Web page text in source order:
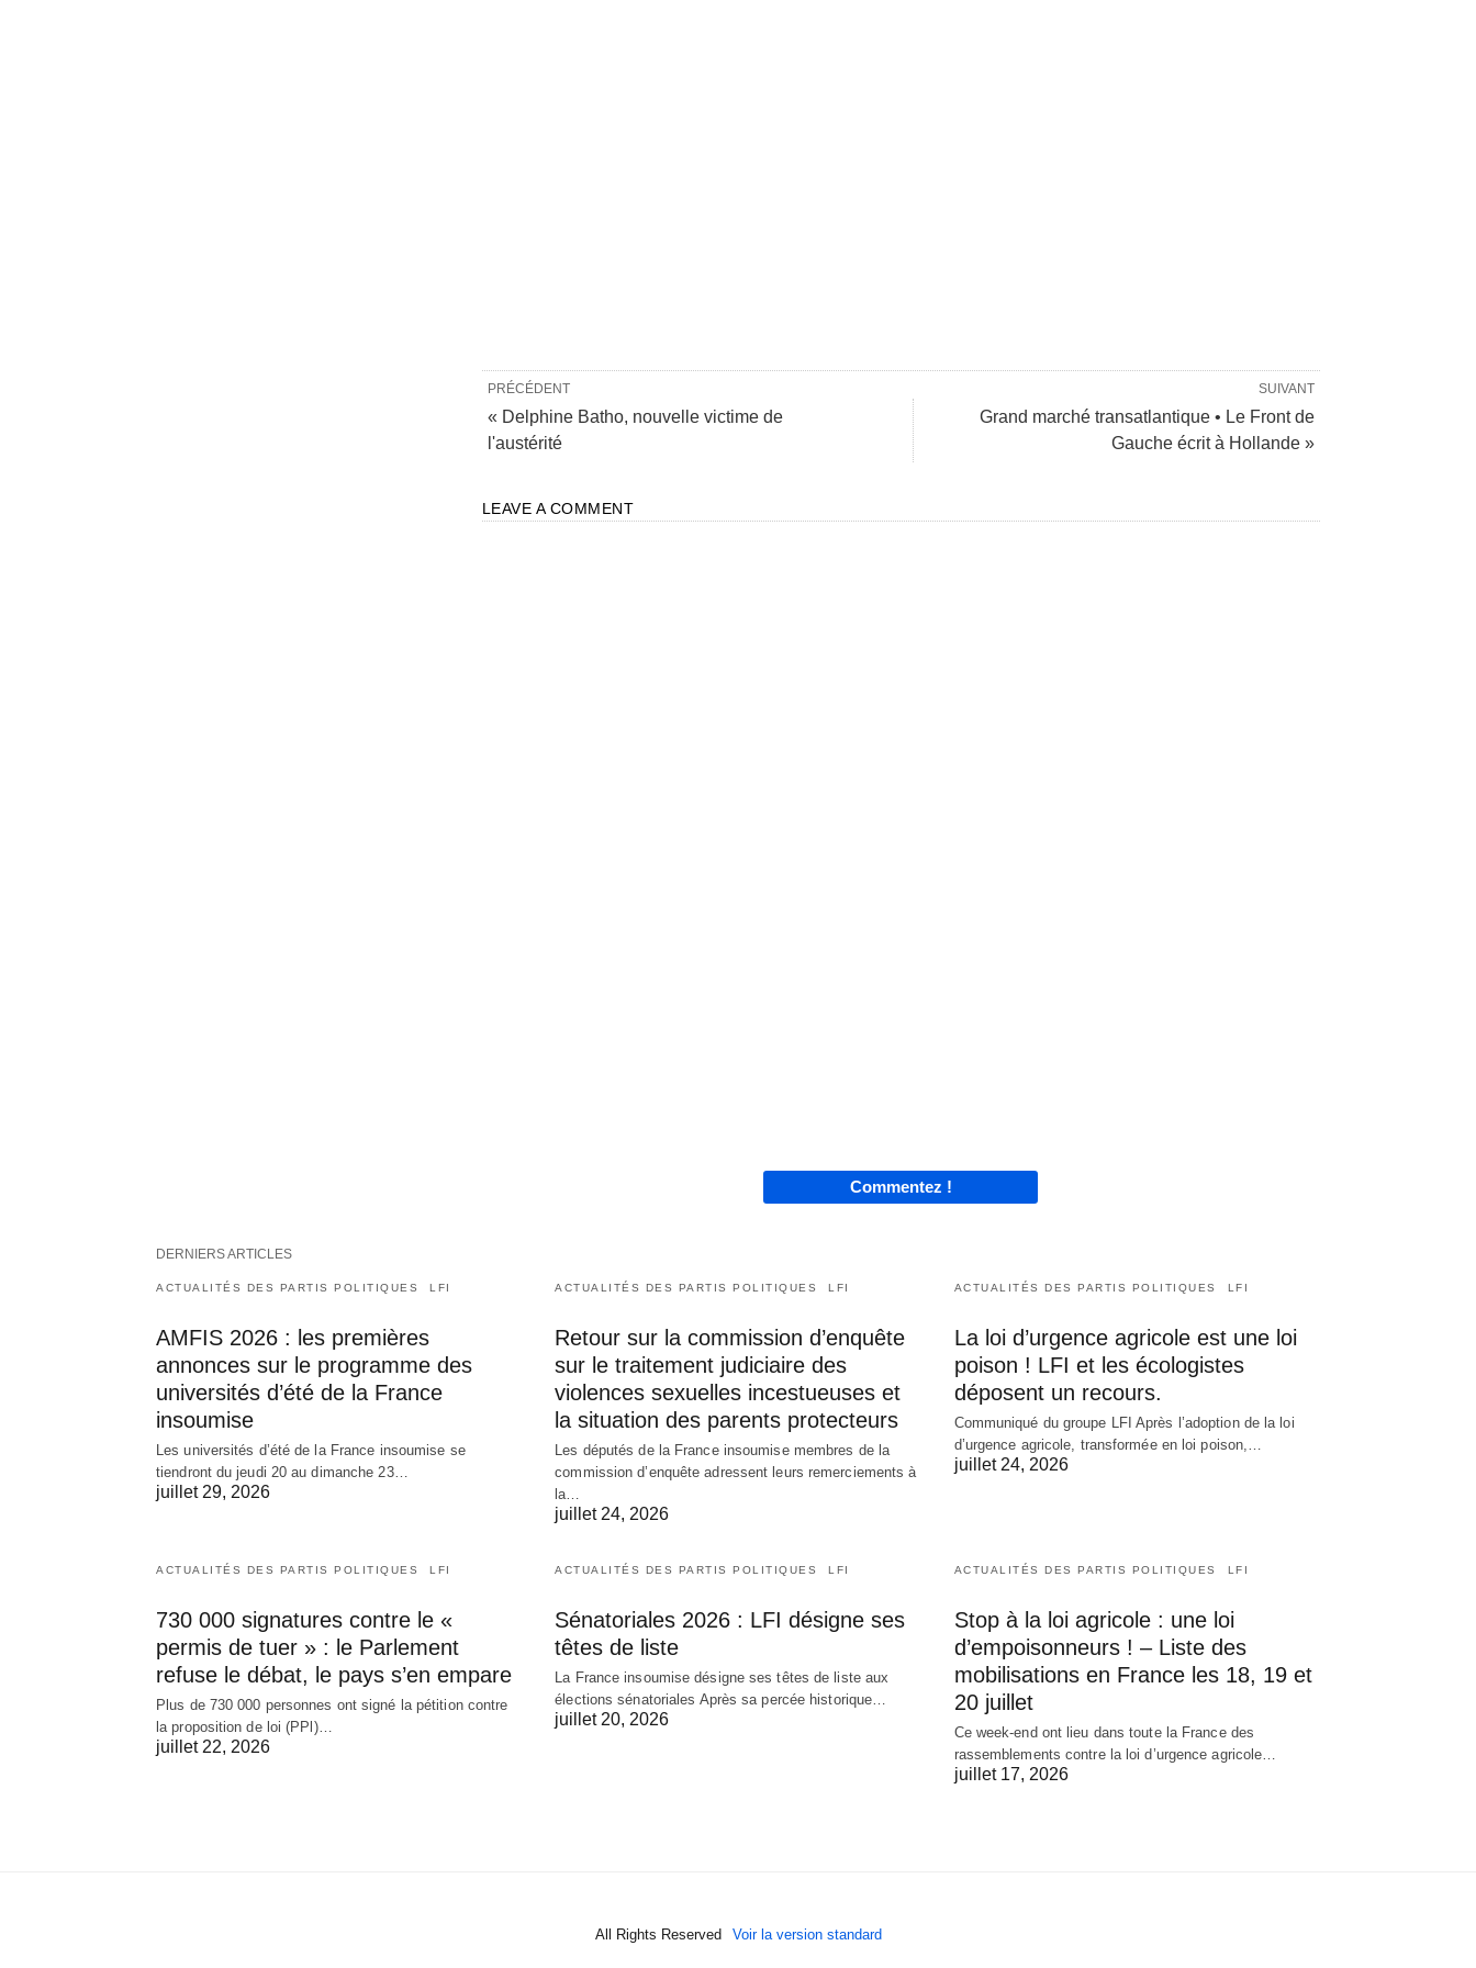
SUIVANT
Grand marché transatlantique • Le Front de
Gauche écrit à Hollande »
PRÉCÉDENT
« Delphine Batho, nouvelle victime de
l'austérité
LEAVE A COMMENT
Commentez !
DERNIERS ARTICLES
ACTUALITÉS DES PARTIS POLITIQUES LFI
AMFIS 2026 : les premières
annonces sur le programme des
universités d’été de la France
insoumise
Les universités d’été de la France insoumise se
tiendront du jeudi 20 au dimanche 23…
juillet 29, 2026
ACTUALITÉS DES PARTIS POLITIQUES LFI
Retour sur la commission d’enquête
sur le traitement judiciaire des
violences sexuelles incestueuses et
la situation des parents protecteurs
Les députés de la France insoumise membres de la
commission d’enquête adressent leurs remerciements à
la…
juillet 24, 2026
ACTUALITÉS DES PARTIS POLITIQUES LFI
La loi d’urgence agricole est une loi
poison ! LFI et les écologistes
déposent un recours.
Communiqué du groupe LFI Après l’adoption de la loi
d’urgence agricole, transformée en loi poison,…
juillet 24, 2026
ACTUALITÉS DES PARTIS POLITIQUES LFI
730 000 signatures contre le «
permis de tuer » : le Parlement
refuse le débat, le pays s’en empare
Plus de 730 000 personnes ont signé la pétition contre
la proposition de loi (PPl)…
juillet 22, 2026
ACTUALITÉS DES PARTIS POLITIQUES LFI
Sénatoriales 2026 : LFI désigne ses
têtes de liste
La France insoumise désigne ses têtes de liste aux
élections sénatoriales Après sa percée historique…
juillet 20, 2026
ACTUALITÉS DES PARTIS POLITIQUES LFI
Stop à la loi agricole : une loi
d’empoisonneurs ! – Liste des
mobilisations en France les 18, 19 et
20 juillet
Ce week-end ont lieu dans toute la France des
rassemblements contre la loi d’urgence agricole…
juillet 17, 2026
All Rights Reserved Voir la version standard